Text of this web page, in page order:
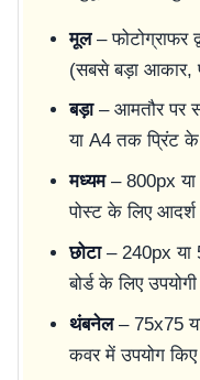
मूल– फोटोग्राफर
(सबसे बड़ा आकार,
बड़ा– आमतौर पर
या A4 तक प्रिंट के
मध्यम– 800px या
पोस्ट के लिए
छोटा– 240px या
बोर्ड के लिए
थंबनेल– 75x75
कवर में उपयोग